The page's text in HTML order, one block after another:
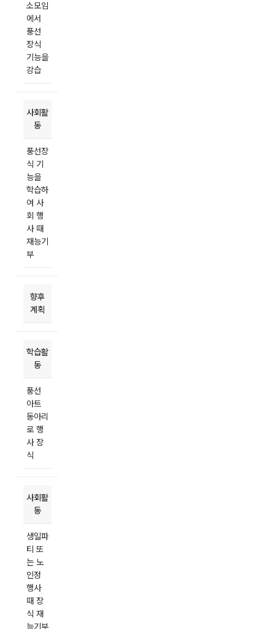
소모임
에서
풍선
장식
기능을
강습
사회활
동
풍선장
식 기
능을
학습하
여 사
회 행
사 때
재능기
부
향후
계획
학습활
동
풍선
아트
동아리
로 행
사 장
식
사회활
동
생일파
티 또
는 노
인정
행사
때 장
식 재
능기부